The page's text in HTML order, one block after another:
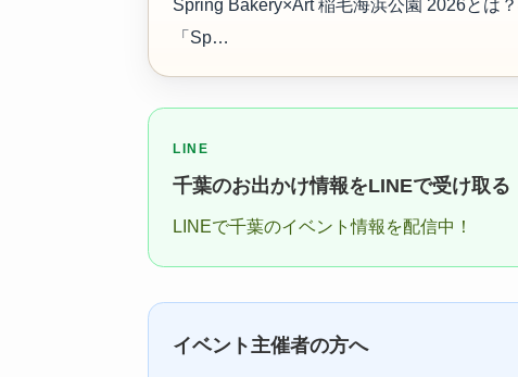
Spring Bakery×Art 稲毛海浜公園 2026とは
「Sp…
LINE
千葉のお出かけ情報をLINEで受け取る
LINEで千葉のイベント情報を配信中！
イベント主催者の方へ